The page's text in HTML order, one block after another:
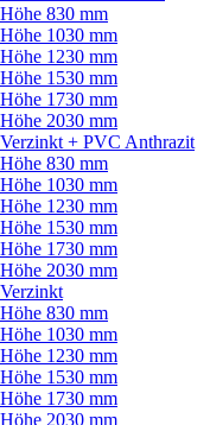
Höhe 830 mm
Höhe 1030 mm
Höhe 1230 mm
Höhe 1530 mm
Höhe 1730 mm
Höhe 2030 mm
Verzinkt + PVC Anthrazit
Höhe 830 mm
Höhe 1030 mm
Höhe 1230 mm
Höhe 1530 mm
Höhe 1730 mm
Höhe 2030 mm
Verzinkt
Höhe 830 mm
Höhe 1030 mm
Höhe 1230 mm
Höhe 1530 mm
Höhe 1730 mm
Höhe 2030 mm